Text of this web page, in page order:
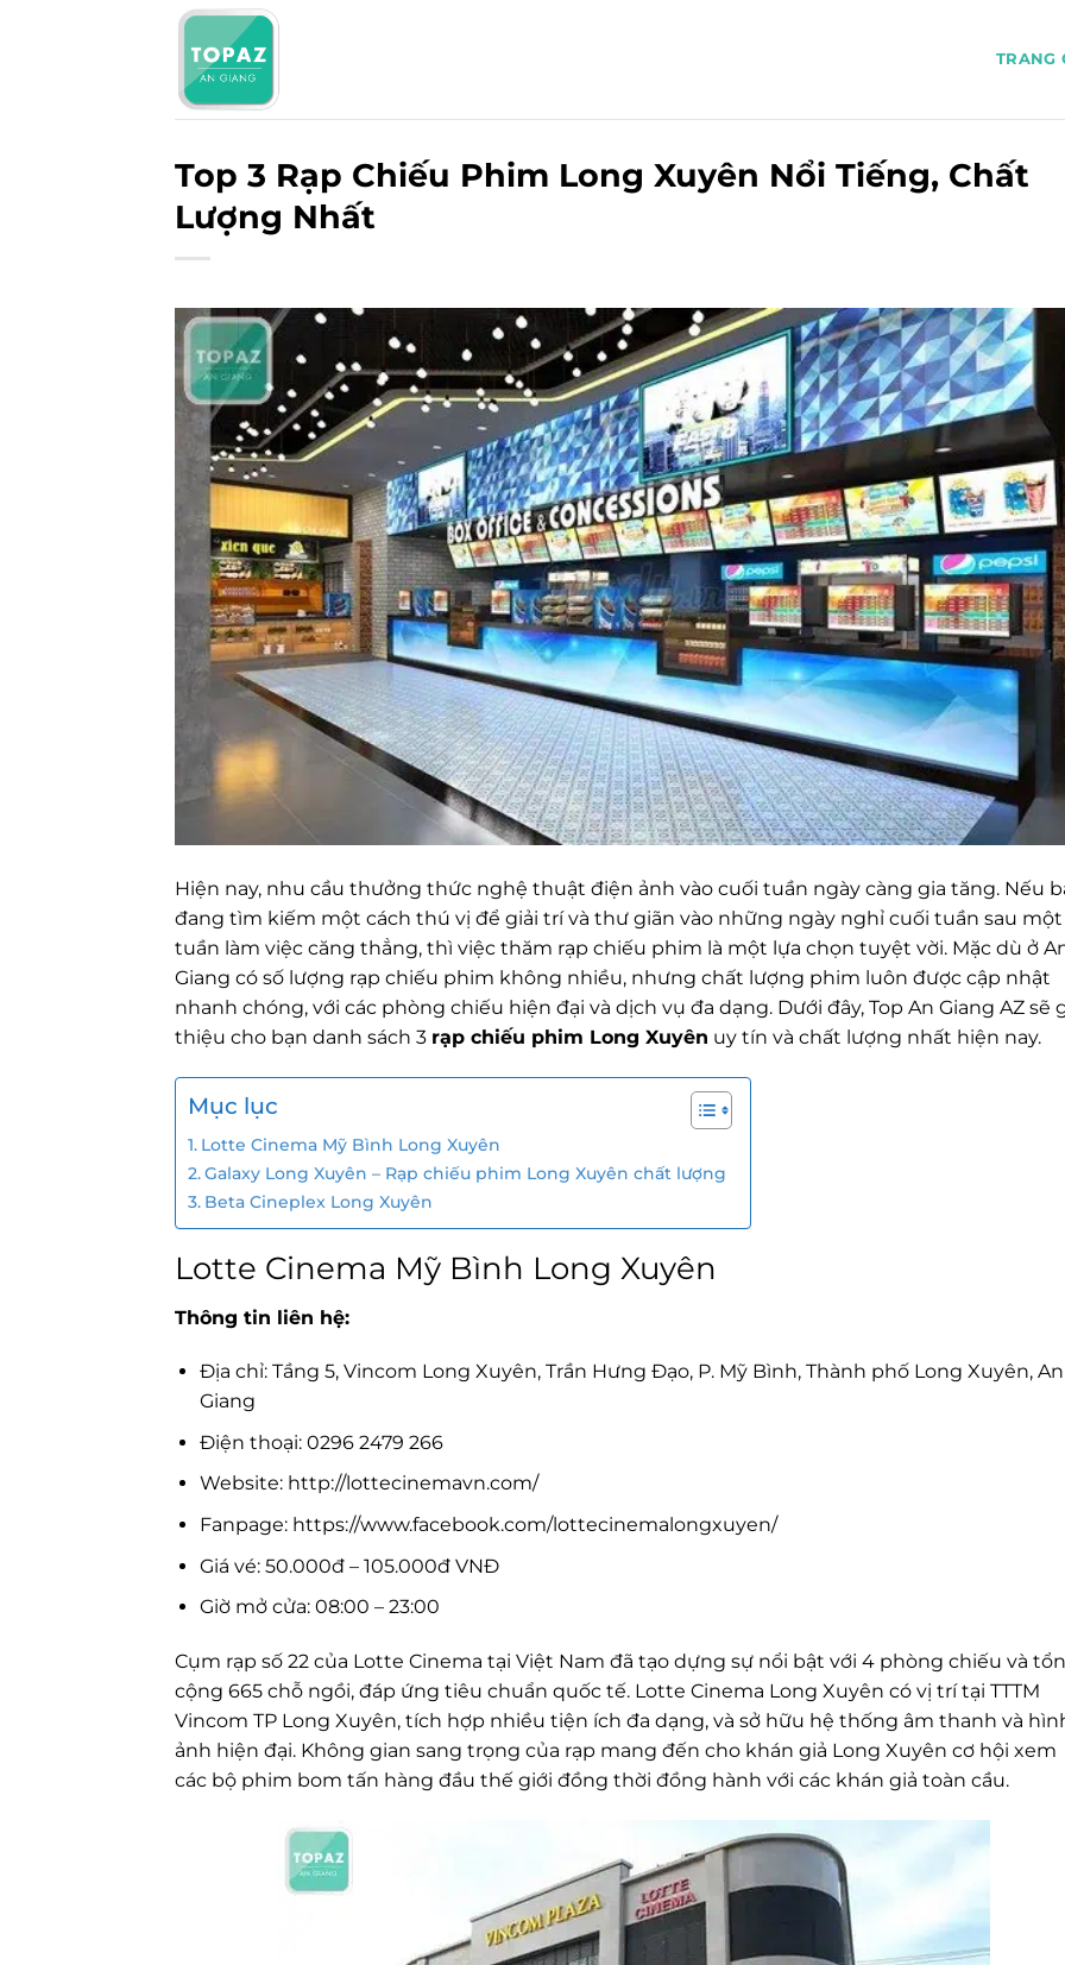
TRANG
Top 3 Rạp Chiếu Phim Long Xuyên Nổi Tiếng, Chất
Lượng Nhất
Hiện nay, nhu cầu thưởng thức nghệ thuật điện ảnh vào cuối tuần ngày càng gia tăng. Nếu
đang tìm kiếm một cách thú vị để giải trí và thư giãn vào những ngày nghỉ cuối tuần sau một
tuần làm việc căng thẳng, thì việc thăm rạp chiếu phim là một lựa chọn tuyệt vời. Mặc dù ở
Giang có số lượng rạp chiếu phim không nhiều, nhưng chất lượng phim luôn được cập nhật
nhanh chóng, với các phòng chiếu hiện đại và dịch vụ đa dạng. Dưới đây, Top An Giang AZ sẽ
thiệu cho bạn danh sách 3 rạp chiếu phim Long Xuyên uy tín và chất lượng nhất hiện nay.
Mục lục
Lotte Cinema Mỹ Bình Long Xuyên
Galaxy Long Xuyên – Rạp chiếu phim Long Xuyên chất lượng
Beta Cineplex Long Xuyên
Lotte Cinema Mỹ Bình Long Xuyên
Thông tin liên hệ:
Địa chỉ: Tầng 5, Vincom Long Xuyên, Trần Hưng Đạo, P. Mỹ Bình, Thành phố Long Xuyên, An
Giang
Điện thoại: 0296 2479 266
Website: http://lottecinemavn.com/
Fanpage: https://www.facebook.com/lottecinemalongxuyen/
Giá vé: 50.000đ – 105.000đ VNĐ
Giờ mở cửa: 08:00 – 23:00
Cụm rạp số 22 của Lotte Cinema tại Việt Nam đã tạo dựng sự nổi bật với 4 phòng chiếu và
cộng 665 chỗ ngồi, đáp ứng tiêu chuẩn quốc tế. Lotte Cinema Long Xuyên có vị trí tại TTTM
Vincom TP Long Xuyên, tích hợp nhiều tiện ích đa dạng, và sở hữu hệ thống âm thanh và
ảnh hiện đại. Không gian sang trọng của rạp mang đến cho khán giả Long Xuyên cơ hội xem
các bộ phim bom tấn hàng đầu thế giới đồng thời đồng hành với các khán giả toàn cầu.